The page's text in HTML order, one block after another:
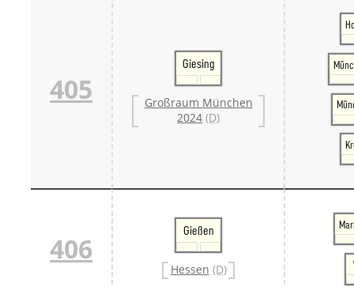
405
Giesing
Großraum München
2024 (D)
406
Gießen
Hessen (D)